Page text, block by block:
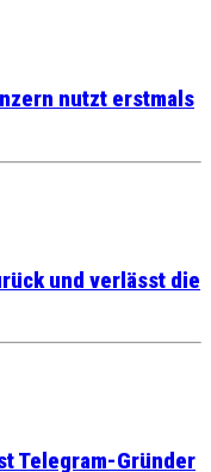
nutzt erstmals
und verlässt die
Telegram-Gründer